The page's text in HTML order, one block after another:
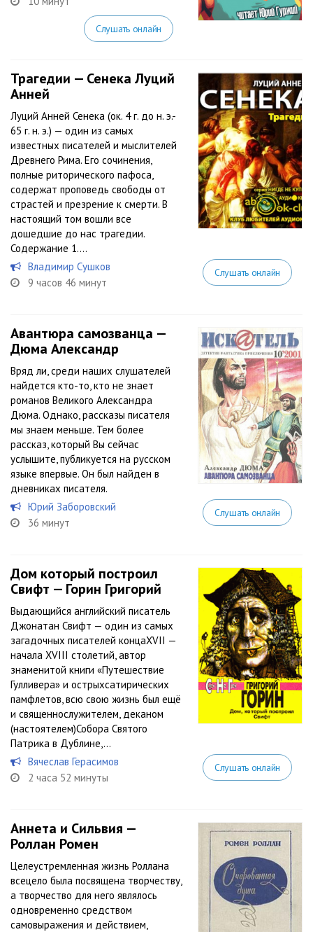
Слушать онлайн
Трагедии — Сенека Луций
Анней
Луций Анней Сенека (ок. 4 г. до н. э.-
65 г. н. э.) — один из самых
известных писателей и мыслителей
Древнего Рима. Его сочинения,
полные риторического пафоса,
содержат проповедь свободы от
страстей и презрение к смерти. В
настоящий том вошли все
дошедшие до нас трагедии.
Содержание 1....
Владимир Сушков
9 часов 46 минут
Слушать онлайн
Авантюра самозванца —
Дюма Александр
Вряд ли, среди наших слушателей
найдется кто-то, кто не знает
романов Великого Александра
Дюма. Однако, рассказы писателя
мы знаем меньше. Тем более
рассказ, который Вы сейчас
услышите, публикуется на русском
языке впервые. Он был найден в
дневниках писателя.
Юрий Заборовский
36 минут
Слушать онлайн
Дом который построил
Свифт — Горин Григорий
Выдающийся английский писатель
Джонатан Свифт — один из самых
загадочных писателей концаXVII —
начала XVIII столетий, автор
знаменитой книги «Путешествие
Гулливера» и острыхсатирических
памфлетов, всю свою жизнь был ещё
и священнослужителем, деканом
(настоятелем)Собора Святого
Патрика в Дублине,...
Вячеслав Герасимов
2 часа 52 минуты
Слушать онлайн
Аннета и Сильвия —
Роллан Ромен
Целеустремленная жизнь Роллана
всецело была посвящена творчеству,
а творчество для него являлось
одновременно средством
самовыражения и действием,